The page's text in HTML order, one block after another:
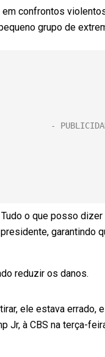
confrontos
grupo de
o que posso
garantindo
reduzir os danos.
ele estava errado,
Jr, à CBS na terça-